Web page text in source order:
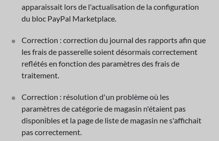
apparaissait lors de l'actualisation de la configuration
du bloc PayPal Marketplace.
Correction : correction du journal des rapports afin que
les frais de passerelle soient désormais correctement
reflétés en fonction des paramètres des frais de
traitement.
Correction : résolution d'un problème où les
paramètres de catégorie de magasin n'étaient pas
disponibles et la page de liste de magasin ne s'affichait
pas correctement.